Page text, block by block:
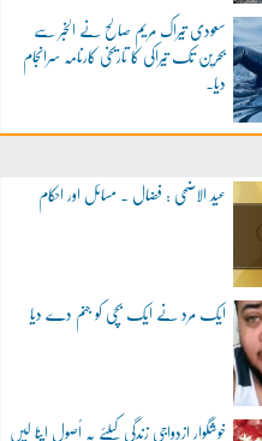
سعودی تیراک مریم صالح نے الخبر سے
بحرین تک تیراکی کا تاریخی کارنامہ سرانجام
دیا۔
عید الاضحی : فضال ۔ مسائل اور احکام
ایک مرد نے ایک بچی کو جنم دے دیا
خوشگوار ازدواجی زندگی کیلئے یہ اُصول اپنا لیں